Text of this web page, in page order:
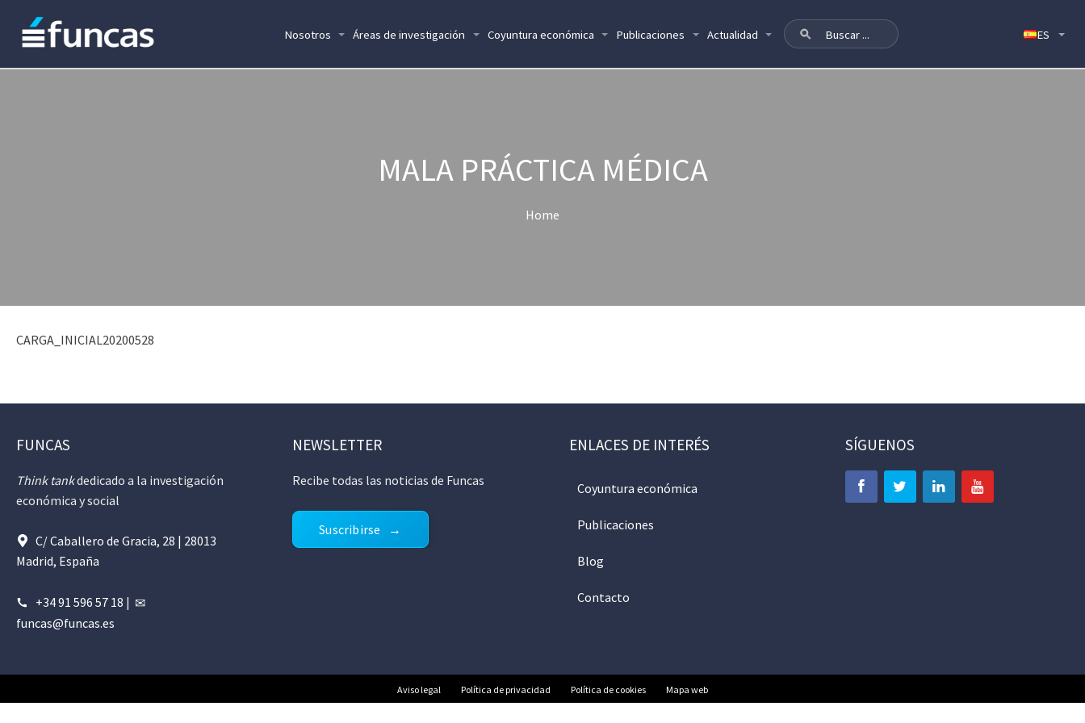
Nosotros Áreas de investigación Coyuntura económica Publicaciones Actualidad
MALA PRÁCTICA MÉDICA
Home
CARGA_INICIAL20200528
FUNCAS
Think tankdedicado a la investigación
económica y social
C/ Caballero de Gracia, 28 | 28013
Madrid, España
+34 91 596 57 18 |
funcas@funcas.es
NEWSLETTER
Recibe todas las noticias de Funcas
Suscribirse
ENLACES DE INTERÉS
Coyuntura económica
Publicaciones
Blog
Contacto
SÍGUENOS
Aviso legal Política de privacidad Política de cookies Mapa web